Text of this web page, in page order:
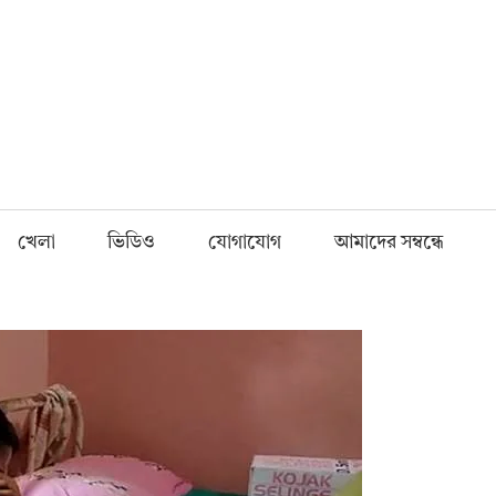
খেলা ভিডিও যোগাযোগ আমাদের সম্বন্ধে